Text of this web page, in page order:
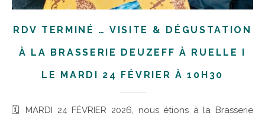
RDV TERMINÉ … VISITE & DÉGUSTATION
À LA BRASSERIE DEUZEFF À RUELLE I
LE MARDI 24 FÉVRIER À 10H30
🗓 MARDI 24 FÉVRIER 2026, nous étions à la Brasserie